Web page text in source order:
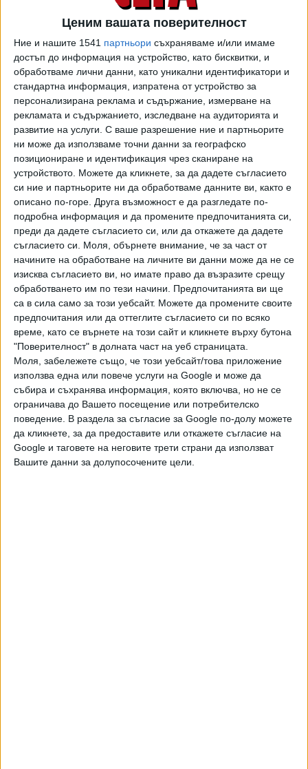
Ценим вашата поверителност
Ние и нашите 1541 партньори съхраняваме и/или имаме
достъп до информация на устройство, като бисквитки, и
обработваме лични данни, като уникални идентификатори и
стандартна информация, изпратена от устройство за
персонализирана реклама и съдържание, измерване на
рекламата и съдържанието, изследване на аудиторията и
развитие на услуги. С ваше разрешение ние и партньорите
ни може да използваме точни данни за географско
позициониране и идентификация чрез сканиране на
устройството. Можете да кликнете, за да дадете съгласието
си ние и партньорите ни да обработваме данните ви, както е
описано по-горе. Друга възможност е да разгледате по-
подробна информация и да промените предпочитанията си,
преди да дадете съгласието си, или да откажете да дадете
съгласието си.
Моля, обърнете внимание, че за част от
начините на обработване на личните ви данни може да не се
изисква съгласието ви, но имате право да възразите срещу
обработването им по тези начини. Предпочитанията ви ще
са в сила само за този уебсайт. Можете да промените своите
предпочитания или да оттеглите съгласието си по всяко
време, като се върнете на този сайт и кликнете върху бутона
"Поверителност" в долната част на уеб страницата.
Моля, забележете също, че този уебсайт/това приложение
използва една или повече услуги на Google и може да
събира и съхранява информация, която включва, но не се
ограничава до Вашето посещение или потребителско
поведение. В раздела за съгласие за Google по-долу можете
да кликнете, за да предоставите или откажете съгласие на
Google и таговете на неговите трети страни да използват
Вашите данни за долупосочените цели.
, тъй като същото предприятие може
да извършва и други дейности, които не са спрени и чрез
тях да има по-малък и дори никакъв спад на приходите",
посочват от АИКБ.
Работодателската организаци припомня, че
Еврокомисията вече е позволилав условията на
сегашния епидемичен взрив от COVID-19 страните-
членки да предоставятдържавна помощ към
непокритите фиксирани разходи до 90% за микро и
малки и до 70% за средни и големи предприятия при
спад на продажбите с най-малко 30%.
"Предлагаме подкрепата да е за последното
тримесечие на 2020 г. (втората вълна). Сумата от 150
млн. лева, заделен от бюджета в рамките на планирания
дефицит, заедно с пренасочените от ОП „Иновации и
конкурентоспособност“ 156 млн. за затворените
бизнеси, би доближила по размер, съотнесен към БВП,
страната ни до добрите европейски практики", посочват
още от АИКБ.
Асоциацията специално обръща внимание на авиационния
бранш, чийто загуби достигат до 80-85%. "В същото
време постоянните разходи, които са специфични за
авиационния бранш, се запазват, а експлоатационните
разходи при изпълнението на полети дори се увеличават,
за да се снижи рискът от заразяване в самолетите.
Поддържането на авиационната техника и високата
квалификация на персонала изискват непрекъснати